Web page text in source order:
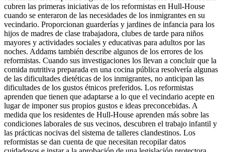
cubren las primeras iniciativas de los reformistas en Hull-House
cuando se enteraron de las necesidades de los inmigrantes en su
vecindario. Proporcionan guarderías y jardines de infancia para los
hijos de madres de clase trabajadora, clubes de tarde para niños
mayores y actividades sociales y educativas para adultos por las
noches. Addams también describe algunos de los errores de los
reformistas. Cuando sus investigaciones los llevan a concluir que la
comida nutritiva preparada en una cocina pública resolvería algunas
de las dificultades dietéticas de los inmigrantes, no anticipan las
dificultades de los gustos étnicos preferidos. Los reformistas
aprenden que tienen que adaptarse a lo que el vecindario acepte en
lugar de imponer sus propios gustos e ideas preconcebidas. A
medida que los residentes de Hull-House aprenden más sobre las
condiciones laborales de sus vecinos, descubren el trabajo infantil y
las prácticas nocivas del sistema de talleres clandestinos. Los
reformistas se dan cuenta de que necesitan recopilar datos